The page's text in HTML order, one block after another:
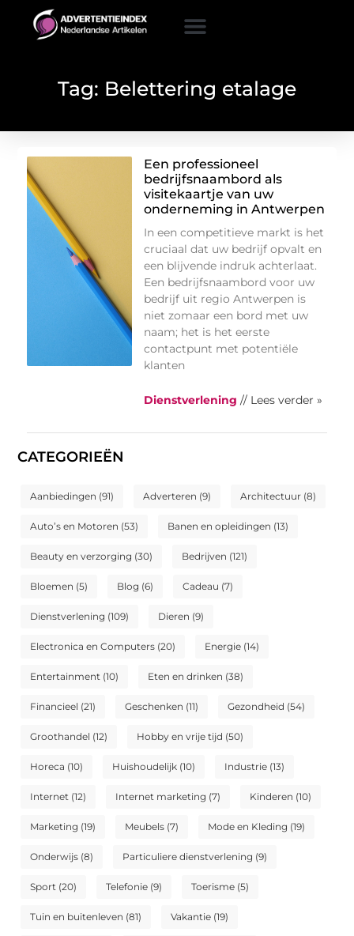
Tag: Belettering etalage
CATEGORIEËN
Aanbiedingen (91) Adverteren (9) Architectuur (8)
Auto’s en Motoren (53) Banen en opleidingen (13)
Beauty en verzorging (30) Bedrijven (121)
Bloemen (5) Blog (6) Cadeau (7)
Dienstverlening (109) Dieren (9)
Electronica en Computers (20) Energie (14)
Entertainment (10) Eten en drinken (38)
Financieel (21) Geschenken (11) Gezondheid (54)
Groothandel (12) Hobby en vrije tijd (50)
Horeca (10) Huishoudelijk (10) Industrie (13)
Internet (12) Internet marketing (7) Kinderen (10)
Marketing (19) Meubels (7) Mode en Kleding (19)
Onderwijs (8) Particuliere dienstverlening (9)
Sport (20) Telefonie (9) Toerisme (5)
Tuin en buitenleven (81) Vakantie (19)
Een professioneel
bedrijfsnaambord als
visitekaartje van uw
onderneming in Antwerpen
In een competitieve markt is het
cruciaal dat uw bedrijf opvalt en
een blijvende indruk achterlaat.
Een bedrijfsnaambord voor uw
bedrijf uit regio Antwerpen is
niet zomaar een bord met uw
naam; het is het eerste
contactpunt met potentiële
klanten
Dienstverlening // Lees verder »